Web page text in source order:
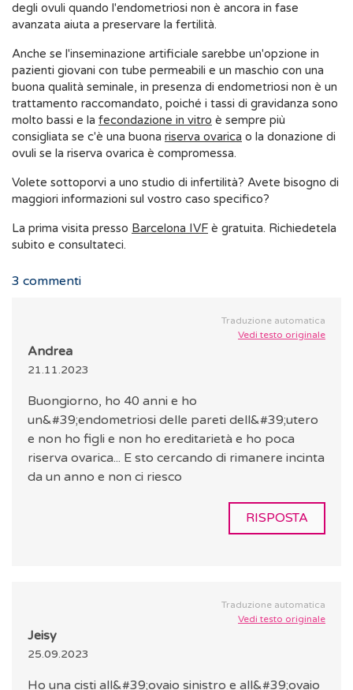
degli ovuli quando l'endometriosi non è ancora in fase
avanzata aiuta a preservare la fertilità.
Anche se l'inseminazione artificiale sarebbe un'opzione in
pazienti giovani con tube permeabili e un maschio con una
buona qualità seminale, in presenza di endometriosi non è un
trattamento raccomandato, poiché i tassi di gravidanza sono
molto bassi e la fecondazione in vitro
consigliata se c'è una buona riserva ovarica
ovuli se la riserva ovarica è compromessa.
Volete sottoporvi a uno studio di infertilità? Avete bisogno di
maggiori informazioni sul vostro caso specifico?
La prima visita presso Barcelona IVF
subito e consultateci.
3 commenti
Traduzione automatica
Vedi testo originale
Andrea
21.11.2023
Buongiorno, ho 40 anni e ho
un&#39;endometriosi delle pareti dell&#39;utero
e non ho figli e non ho ereditarietà e ho poca
riserva ovarica... E sto cercando di rimanere incinta
da un anno e non ci riesco
RISPOSTA
Traduzione automatica
Vedi testo originale
Jeisy
25.09.2023
Ho una cisti all&#39;ovaio sinistro e all&#39;ovaio